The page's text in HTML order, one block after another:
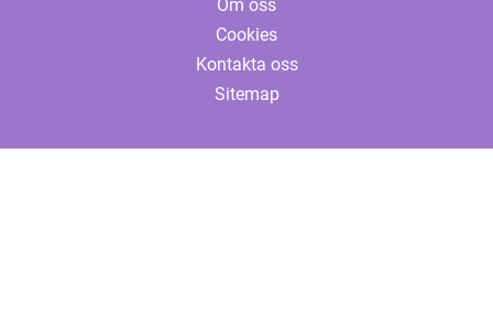
Om oss
Cookies
Kontakta oss
Sitemap